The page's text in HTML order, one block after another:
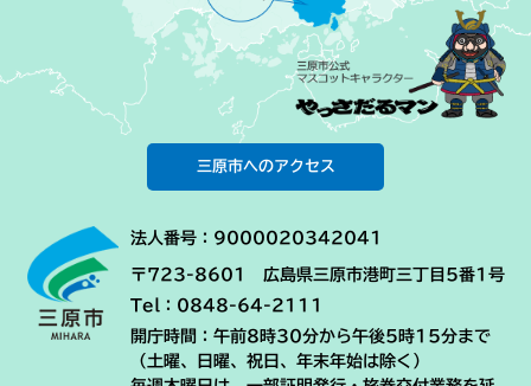
三原市へのアクセス
法人番号：9000020342041
〒723-8601 広島県三原市港町三丁目5番1号
Tel：0848-64-2111
開庁時間：午前8時30分から午後5時15分まで
（土曜、日曜、祝日、年末年始は除く）